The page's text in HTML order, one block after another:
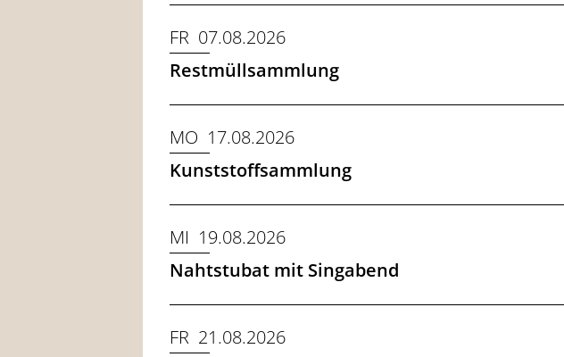
FR 07.08.2026
Restmüllsammlung
MO 17.08.2026
Kunststoffsammlung
MI 19.08.2026
Nahtstubat mit Singabend
FR 21.08.2026